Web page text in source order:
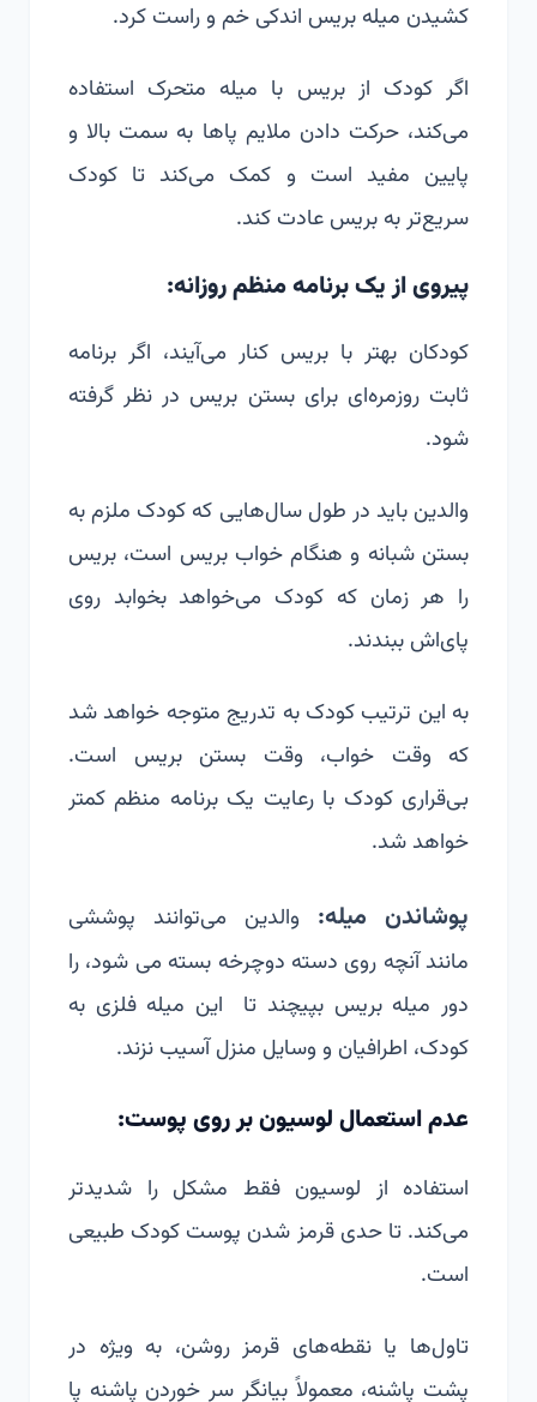
کشیدن میله بریس اندکی خم و راست کرد.
اگر کودک از بریس با میله متحرک استفاده
می‌کند، حرکت دادن ملایم پاها به سمت بالا و
پایین مفید است و کمک می‌کند تا کودک
سریع‌تر به بریس عادت کند.
پیروی از یک برنامه منظم روزانه:
کودکان بهتر با بریس کنار می‌آیند، اگر برنامه
ثابت روزمره‌ای برای بستن بریس در نظر گرفته
شود.
والدین باید در طول سال‌هایی که کودک ملزم به
بستن شبانه و هنگام خواب بریس است، بریس
را هر زمان که کودک می‌خواهد بخوابد روی
پای‌اش ببندند.
به این ترتیب کودک به تدریج متوجه خواهد شد
که وقت خواب، وقت بستن بریس است.
بی‌قراری کودک با رعایت یک برنامه منظم کمتر
خواهد شد.
پوشاندن میله: والدین می‌توانند پوششی
مانند آنچه روی دسته دوچرخه بسته می شود، را
دور میله بریس بپیچند تا این میله فلزی به
کودک، اطرافیان و وسایل منزل آسیب نزند.
عدم استعمال لوسیون بر روی پوست:
استفاده از لوسیون فقط مشکل را شدیدتر
می‌کند. تا حدی قرمز شدن پوست کودک طبیعی
است.
تاول‌ها یا نقطه‌های قرمز روشن، به ویژه در
پشت پاشنه، معمولاً بیانگر سر خوردن پاشنه پا